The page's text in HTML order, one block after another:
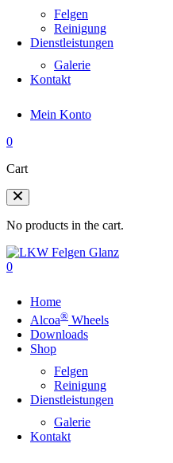
Felgen
Reinigung
Dienstleistungen
Galerie
Kontakt
Mein Konto
0
Cart
No products in the cart.
0
Home
Alcoa® Wheels
Downloads
Shop
Felgen
Reinigung
Dienstleistungen
Galerie
Kontakt